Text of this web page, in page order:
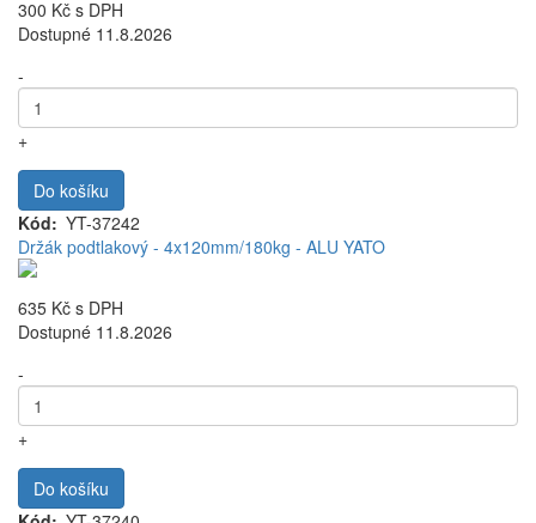
300 Kč s DPH
Dostupné 11.8.2026
-
+
Do košíku
Kód
YT-37242
Držák podtlakový - 4x120mm/180kg - ALU YATO
635 Kč s DPH
Dostupné 11.8.2026
-
+
Do košíku